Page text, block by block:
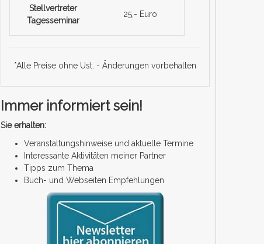
Stellvertreter
Tagesseminar
25,- Euro
*Alle Preise ohne Ust. - Änderungen vorbehalten
Immer informiert sein!
Sie erhalten:
Veranstaltungshinweise und aktuelle Termine
Interessante Aktivitäten meiner Partner
Tipps zum Thema
Buch- und Webseiten Empfehlungen